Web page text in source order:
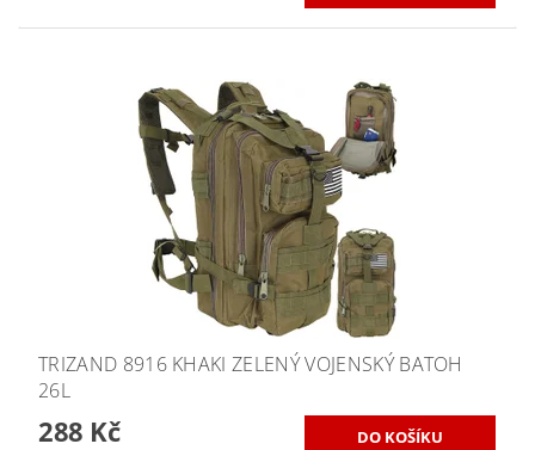
TRIZAND 8916 KHAKI ZELENÝ VOJENSKÝ BATOH
26L
288 Kč